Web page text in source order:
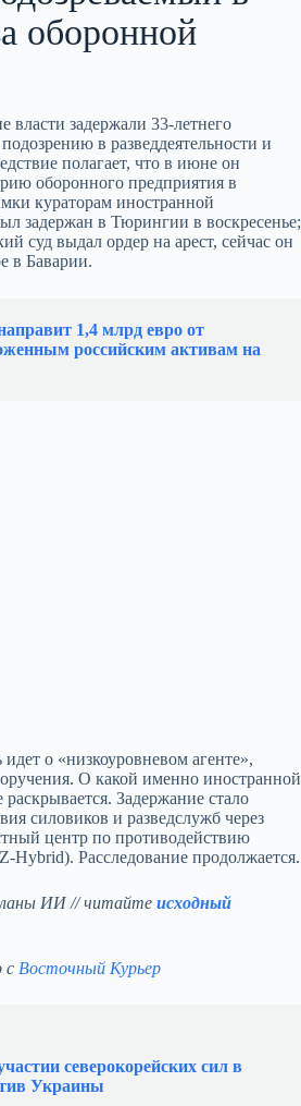
оборонной
власти задержали 33‑летнего
в разведдеятельности и
полагает, что в июне он
оборонного предприятия в
кураторам иностранной
задержан в Тюрингии в воскресенье;
суд выдал ордер на арест, сейчас он
в Баварии.
1,4 млрд евро от
российским активам на
о «низкоуровневом агенте»,
О какой именно иностранной
Задержание стало
силовиков и разведслужб через
центр по противодействию
Расследование продолжается.
ИИ // читайте исходный
с Восточный Курьер
северокорейских сил в
Украины